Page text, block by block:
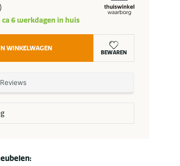
6 werkdagen in huis
WINKELWAGEN
BEWAREN